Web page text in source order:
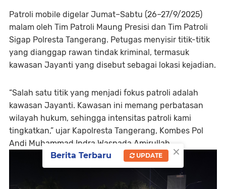
Patroli mobile digelar Jumat–Sabtu (26–27/9/2025)
malam oleh Tim Patroli Maung Presisi dan Tim Patroli
Sigap Polresta Tangerang. Petugas menyisir titik-titik
yang dianggap rawan tindak kriminal, termasuk
kawasan Jayanti yang disebut sebagai lokasi kejadian.
“Salah satu titik yang menjadi fokus patroli adalah
kawasan Jayanti. Kawasan ini memang perbatasan
wilayah hukum, sehingga intensitas patroli kami
tingkatkan,” ujar Kapolresta Tangerang, Kombes Pol
Andi Muhammad Indra Waspada Amirullah. ×
Berita Terbaru UPDATE